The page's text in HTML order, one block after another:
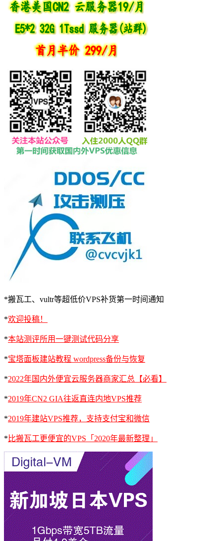
*搬瓦工、vultr等超低价VPS补货第一时间通知
*欢迎投稿！
*本站测评所用一键测试代码分享
*宝塔面板建站教程 wordpress备份与恢复
*2022年国内外便宜云服务器商家汇总【必看】
*2019年CN2 GIA往返直连内地VPS推荐
*2019年建站VPS推荐，支持支付宝和微信
* 比搬瓦工更便宜的VPS「2020年最新整理」